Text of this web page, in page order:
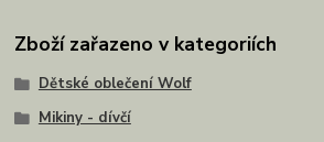
Zboží zařazeno v kategoriích
Dětské oblečení Wolf
Mikiny - dívčí